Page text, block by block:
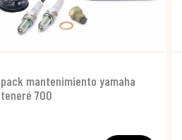
pack mantenimiento yamaha
teneré 700